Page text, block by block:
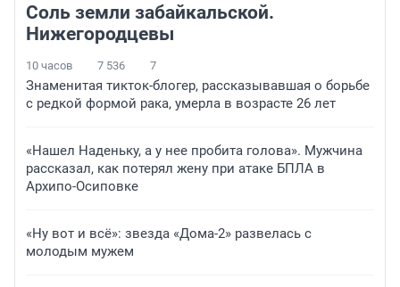
Соль земли забайкальской.
Нижегородцевы
10 часов 7 536 7
Знаменитая тикток-блогер, рассказывавшая о борьбе
с редкой формой рака, умерла в возрасте 26 лет
«Нашел Наденьку, а у нее пробита голова». Мужчина
рассказал, как потерял жену при атаке БПЛА в
Архипо-Осиповке
«Ну вот и всё»: звезда «Дома-2» развелась с
молодым мужем